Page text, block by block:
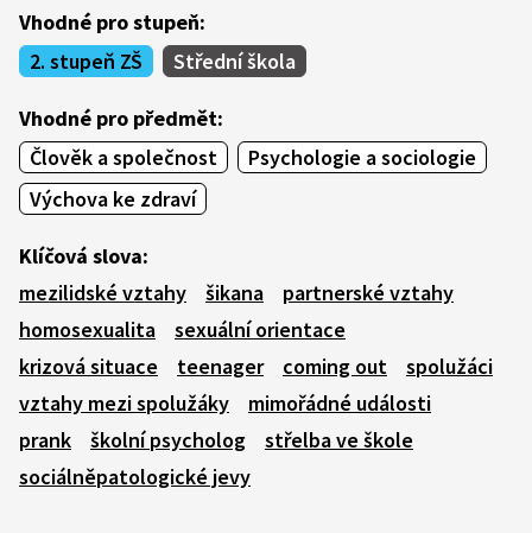
Vhodné pro stupeň:
2. stupeň ZŠ
Střední škola
Vhodné pro předmět:
Člověk a společnost
Psychologie a sociologie
Výchova ke zdraví
Klíčová slova:
mezilidské vztahy
šikana
partnerské vztahy
homosexualita
sexuální orientace
krizová situace
teenager coming out
spolužáci
vztahy mezi spolužáky
mimořádné události
prank
školní psycholog
střelba ve škole
sociálněpatologické jevy